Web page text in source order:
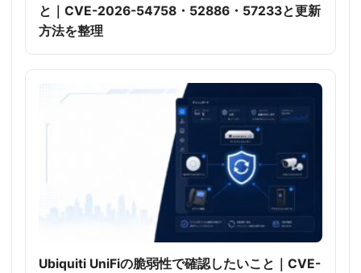
と｜CVE-2026-54758・52886・57233と更新
方法を整理
Ubiquiti UniFiの脆弱性で確認したいこと｜CVE-